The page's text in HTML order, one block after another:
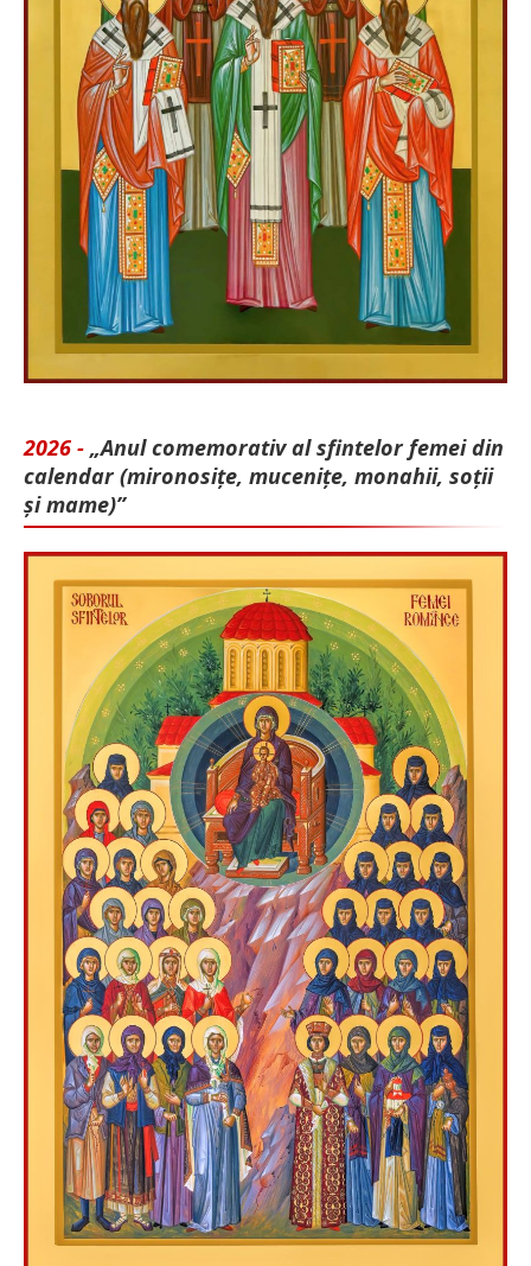
2026 - „Anul comemorativ al sfintelor femei din
calendar (mironosițe, mu­cenițe, monahii, soții
și mame)”